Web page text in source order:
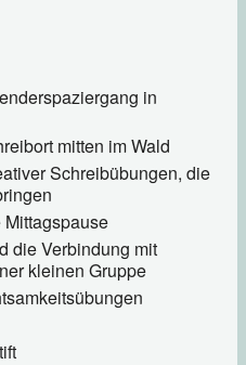
in
mitten im Wald
Schreibübungen, die
die Verbindung mit
kleinen Gruppe